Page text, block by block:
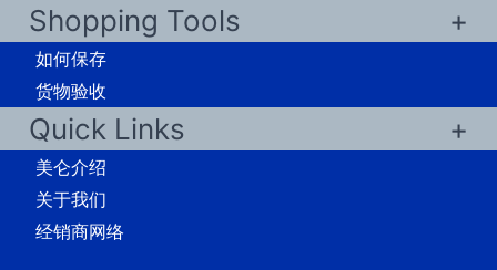
Shopping Tools
如何保存
货物验收
Quick Links
美仑介绍
关于我们
经销商网络